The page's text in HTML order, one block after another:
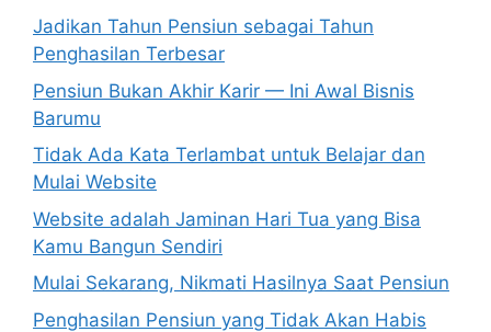
Jadikan Tahun Pensiun sebagai Tahun
Penghasilan Terbesar
Pensiun Bukan Akhir Karir — Ini Awal Bisnis
Barumu
Tidak Ada Kata Terlambat untuk Belajar dan
Mulai Website
Website adalah Jaminan Hari Tua yang Bisa
Kamu Bangun Sendiri
Mulai Sekarang, Nikmati Hasilnya Saat Pensiun
Penghasilan Pensiun yang Tidak Akan Habis